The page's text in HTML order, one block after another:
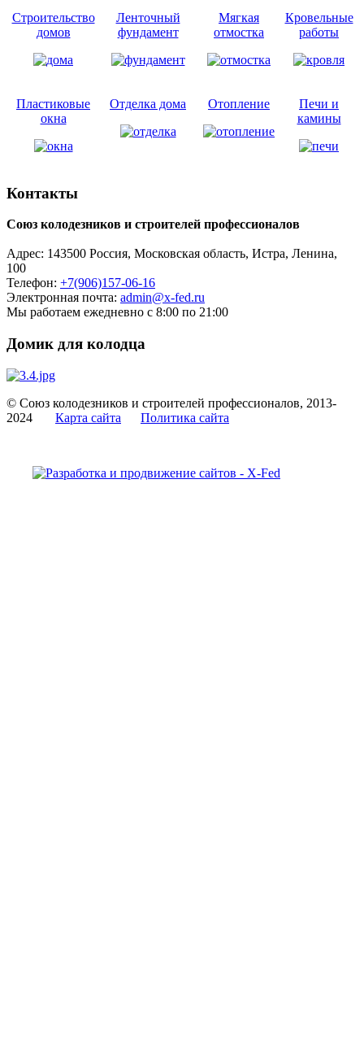
Строительство
домов
Ленточный
фундамент
Мягкая
отмостка
Кровельные
работы
Пластиковые
окна
Отделка дома Отопление
Печи и
камины
Контакты
Союз колодезников и строителей профессионалов
Адрес: 143500 Россия, Московская область, Истра, Ленина,
100
Телефон: +7(906)157-06-16
Электронная почта: admin@x-fed.ru
Мы работаем ежедневно с 8:00 по 21:00
Домик для колодца
© Союз колодезников и строителей профессионалов, 2013-
2024 Карта сайта Политика сайта